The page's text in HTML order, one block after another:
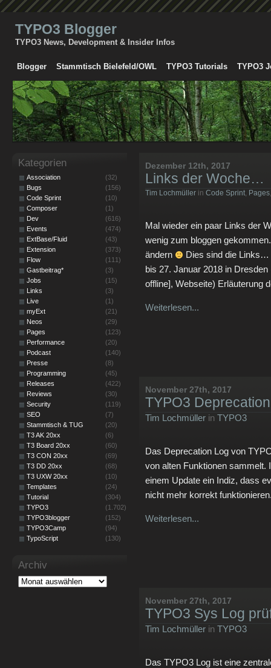
TYPO3 Blogger
TYPO3 News, Development & Insider Infos
Blogger Stammtisch Bielefeld/OWL TYPO3 Tutorials TYPO3
Dezember 12th, 2017
Links der Woche…
Tim Lochmüller in Code Sprint, Pages
Mal wieder ein paar Links der
wenig zum bloggen
ändern
Dies sind die Links…
bis 27. Januar 2018 in
offline], Webseite) Erläuterung
Weiterlesen...
November 27th, 2017
TYPO3
Tim Lochmüller in TYPO3
Das Deprecation Log von
von alten Funktionen sammelt.
einem Update ein Indiz, dass
nicht mehr korrekt
Weiterlesen...
November 27th, 2017
TYPO3 Sys Log
Tim Lochmüller in TYPO3
Das TYPO3 Log ist eine
Kategorien
Association
(32)
Bugs
(156)
Code Sprint
(10)
Composer
(1)
Dev
(616)
Events
(474)
ExtBase/Fluid
(43)
Extension
(373)
Flow
(111)
Gastbeitrag*
(3)
Jobs
(15)
Links
(3)
Live
(1)
myExt
(21)
Neos
(29)
Pages
(123)
Performance
(20)
Podcast
(140)
Presse
(8)
Programming
(45)
Releases
(422)
Reviews
(30)
Security
(119)
SEO
(7)
Stammtisch & TUG
(20)
T3 AK 20xx
(6)
T3 Board 20xx
(60)
T3 CON 20xx
(69)
T3 DD 20xx
(68)
T3 UXW 20xx
(10)
Templates
(24)
Tutorial
(304)
TYPO3
(1.702)
TYPO3blogger
(152)
TYPO3Camp
(94)
TypoScript
(130)
Archiv